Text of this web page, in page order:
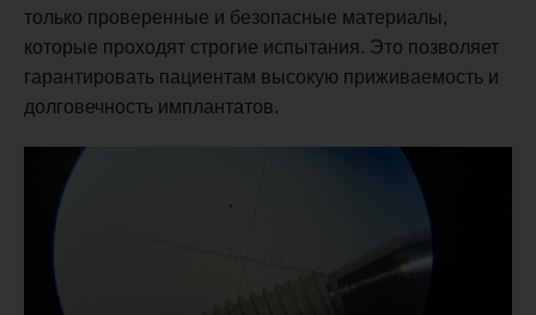
только проверенные и безопасные материалы,
которые проходят строгие испытания. Это позволяет
гарантировать пациентам высокую приживаемость и
долговечность имплантатов.